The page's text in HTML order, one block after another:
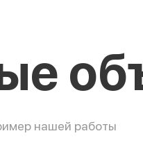
нашей работы